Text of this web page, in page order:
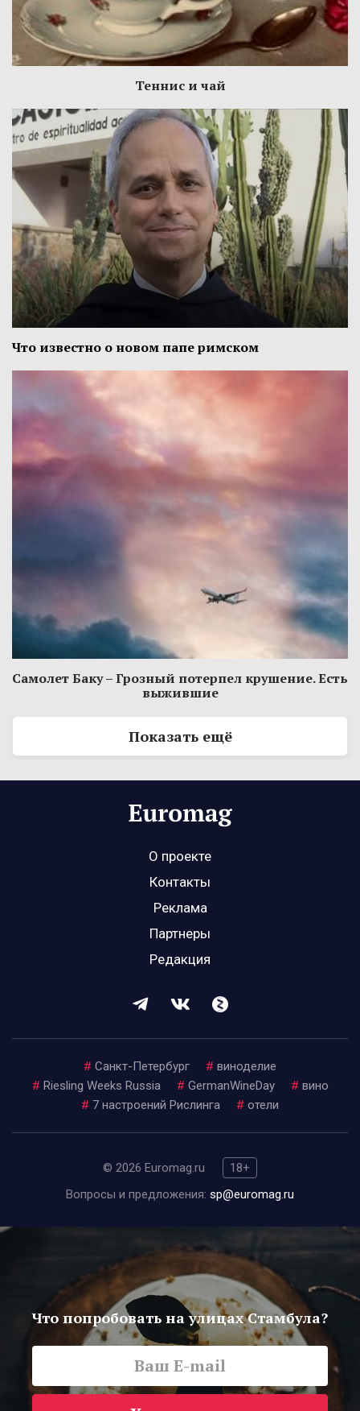
Теннис и чай
Что известно о новом папе римском
Самолет Баку – Грозный потерпел крушение. Есть
выжившие
Показать ещё
О проекте
Контакты
Реклама
Партнеры
Редакция
# Санкт-Петербург # виноделие
# Riesling Weeks Russia # GermanWineDay # вино
# 7 настроений Рислинга # отели
© 2026 Euromag.ru
18+
Вопросы и предложения: sp@euromag.ru
Что попробовать на улицах Стамбула?